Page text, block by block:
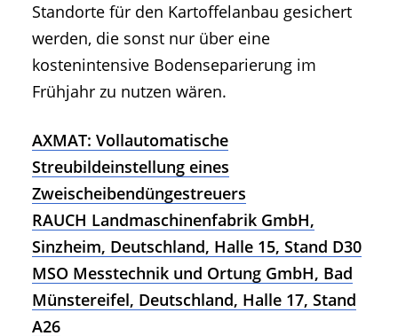
Standorte für den Kartoffelanbau gesichert
werden, die sonst nur über eine
kostenintensive Bodenseparierung im
Frühjahr zu nutzen wären.
AXMAT: Vollautomatische
Streubildeinstellung eines
Zweischeibendüngestreuers
RAUCH Landmaschinenfabrik GmbH,
Sinzheim, Deutschland, Halle 15, Stand D30
MSO Messtechnik und Ortung GmbH, Bad
Münstereifel, Deutschland, Halle 17, Stand
A26